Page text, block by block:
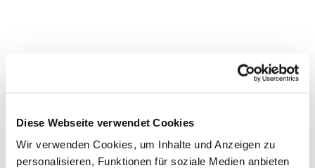
Diese Webseite verwendet Cookies
Wir verwenden Cookies, um Inhalte und Anzeigen zu
personalisieren, Funktionen für soziale Medien anbieten